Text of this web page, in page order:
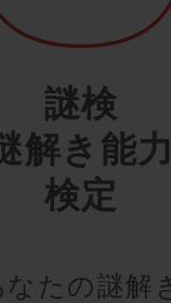
謎検
解き能
検定
なたの謎解